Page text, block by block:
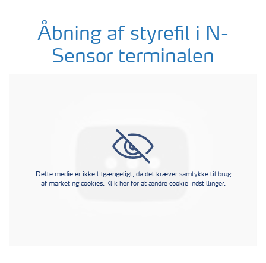
Åbning af styrefil i N-
Sensor terminalen
Dette medie er ikke tilgængeligt, da det kræver samtykke til brug
af marketing cookies. Klik her for at ændre cookie indstillinger.